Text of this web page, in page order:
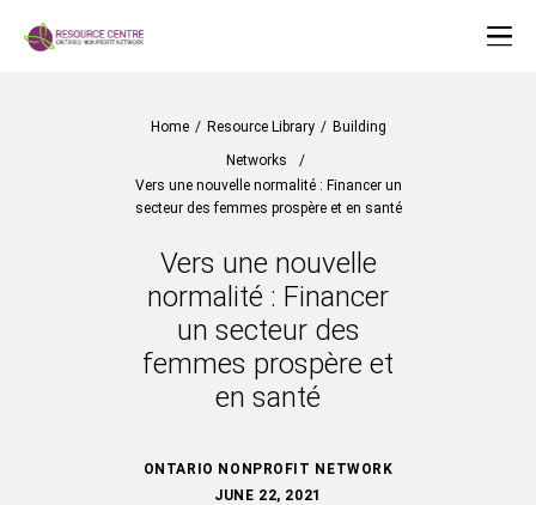
Home / Resource Library / Building
Networks
/
Vers une nouvelle normalité : Financer un
secteur des femmes prospère et en santé
Vers une nouvelle
normalité : Financer
un secteur des
femmes prospère et
en santé
ONTARIO NONPROFIT NETWORK
JUNE 22, 2021